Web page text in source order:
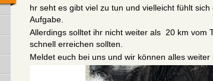
hr seht es gibt viel zu tun und vielleicht fühlt
Aufgabe.
Allerdings solltet ihr nicht weiter als 20 km vom
schnell erreichen sollten.
Meldet euch bei uns und wir können alles